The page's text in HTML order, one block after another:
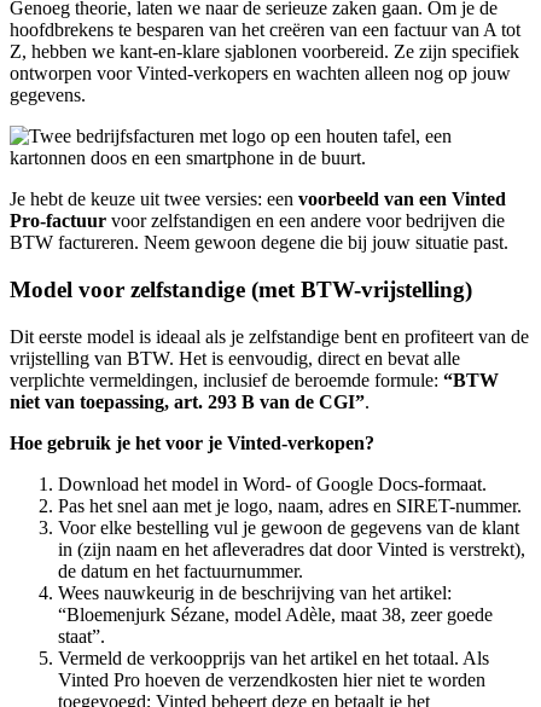
Genoeg theorie, laten we naar de serieuze zaken gaan. Om je de
hoofdbrekens te besparen van het creëren van een factuur van A tot
Z, hebben we kant-en-klare sjablonen voorbereid. Ze zijn specifiek
ontworpen voor Vinted-verkopers en wachten alleen nog op jouw
gegevens.
Je hebt de keuze uit twee versies: een voorbeeld van een Vinted
Pro-factuur voor zelfstandigen en een andere voor bedrijven die
BTW factureren. Neem gewoon degene die bij jouw situatie past.
Model voor zelfstandige (met BTW-vrijstelling)
Dit eerste model is ideaal als je zelfstandige bent en profiteert van de
vrijstelling van BTW. Het is eenvoudig, direct en bevat alle
verplichte vermeldingen, inclusief de beroemde formule: “BTW
niet van toepassing, art. 293 B van de CGI”.
Hoe gebruik je het voor je Vinted-verkopen?
Download het model in Word- of Google Docs-formaat.
Pas het snel aan met je logo, naam, adres en SIRET-nummer.
Voor elke bestelling vul je gewoon de gegevens van de klant
in (zijn naam en het afleveradres dat door Vinted is verstrekt),
de datum en het factuurnummer.
Wees nauwkeurig in de beschrijving van het artikel:
“Bloemenjurk Sézane, model Adèle, maat 38, zeer goede
staat”.
Vermeld de verkoopprijs van het artikel en het totaal. Als
Vinted Pro hoeven de verzendkosten hier niet te worden
toegevoegd; Vinted beheert deze en betaalt je het